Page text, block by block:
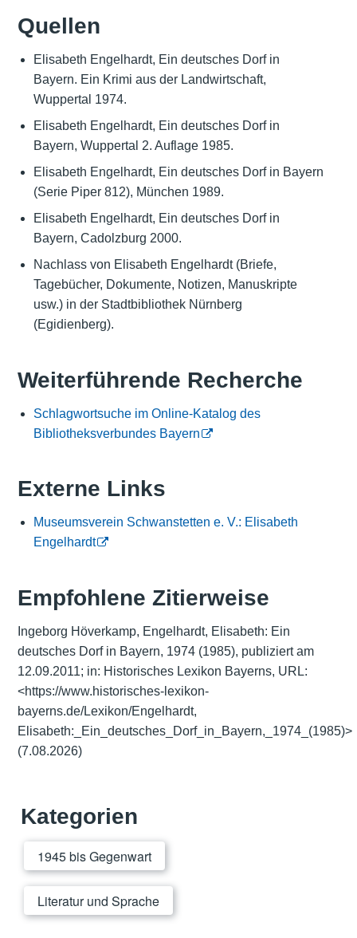
Quellen
Elisabeth Engelhardt, Ein deutsches Dorf in
Bayern. Ein Krimi aus der Landwirtschaft,
Wuppertal 1974.
Elisabeth Engelhardt, Ein deutsches Dorf in
Bayern, Wuppertal 2. Auflage 1985.
Elisabeth Engelhardt, Ein deutsches Dorf in Bayern
(Serie Piper 812), München 1989.
Elisabeth Engelhardt, Ein deutsches Dorf in
Bayern, Cadolzburg 2000.
Nachlass von Elisabeth Engelhardt (Briefe,
Tagebücher, Dokumente, Notizen, Manuskripte
usw.) in der Stadtbibliothek Nürnberg
(Egidienberg).
Weiterführende Recherche
Schlagwortsuche im Online-Katalog des
Bibliotheksverbundes Bayern
Externe Links
Museumsverein Schwanstetten e. V.: Elisabeth
Engelhardt
Empfohlene Zitierweise
Ingeborg Höverkamp, Engelhardt, Elisabeth: Ein
deutsches Dorf in Bayern, 1974 (1985), publiziert am
12.09.2011; in: Historisches Lexikon Bayerns, URL:
<https://www.historisches-lexikon-
bayerns.de/Lexikon/Engelhardt,
Elisabeth:_Ein_deutsches_Dorf_in_Bayern,_1974_(1985)>
(7.08.2026)
Kategorien
1945 bis Gegenwart
Literatur und Sprache